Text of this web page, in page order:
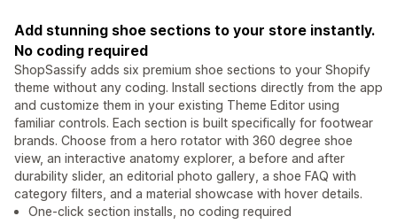
Add stunning shoe sections to your store instantly.
No coding required
ShopSassify adds six premium shoe sections to your Shopify
theme without any coding. Install sections directly from the app
and customize them in your existing Theme Editor using
familiar controls. Each section is built specifically for footwear
brands. Choose from a hero rotator with 360 degree shoe
view, an interactive anatomy explorer, a before and after
durability slider, an editorial photo gallery, a shoe FAQ with
category filters, and a material showcase with hover details.
One-click section installs, no coding required